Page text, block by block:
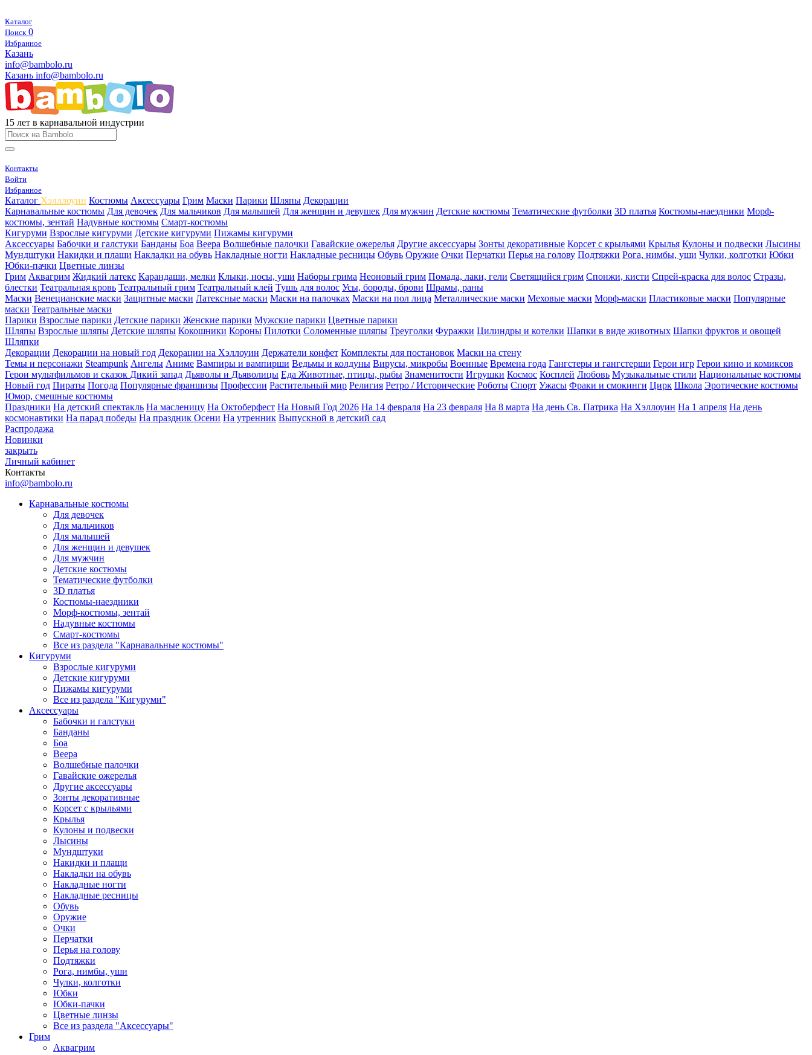
Каталог
Поиск 0
Избранное
Казань
info@bambolo.ru
Казань info@bambolo.ru
15 лет в карнавальной индустрии
Контакты
Войти
Избранное
Каталог Хэлллоуин Костюмы Аксессуары Грим Маски Парики Шляпы Декорации
Карнавальные костюмы Для девочек Для мальчиков Для малышей Для женщин и девушек Для мужчин Детские костюмы Тематические футболки 3D платья Костюмы-наездники Морф-
костюмы, зентай Надувные костюмы Смарт-костюмы
Кигуруми Взрослые кигуруми Детские кигуруми Пижамы кигуруми
Аксессуары Бабочки и галстуки Банданы Боа Веера Волшебные палочки Гавайские ожерелья Другие аксессуары Зонты декоративные Корсет с крыльями Крылья Кулоны и подвески Лысины
Мундштуки Накидки и плащи Накладки на обувь Накладные ногти Накладные ресницы Обувь Оружие Очки Перчатки Перья на голову Подтяжки Рога, нимбы, уши Чулки, колготки Юбки
Юбки-пачки Цветные линзы
Грим Аквагрим Жидкий латекс Карандаши, мелки Клыки, носы, уши Наборы грима Неоновый грим Помада, лаки, гели Светящийся грим Спонжи, кисти Спрей-краска для волос Стразы,
блестки Театральная кровь Театральный грим Театральный клей Тушь для волос Усы, бороды, брови Шрамы, раны
Маски Венецианские маски Защитные маски Латексные маски Маски на палочках Маски на пол лица Металлические маски Меховые маски Морф-маски Пластиковые маски Популярные
маски Театральные маски
Парики Взрослые парики Детские парики Женские парики Мужские парики Цветные парики
Шляпы Взрослые шляпы Детские шляпы Кокошники Короны Пилотки Соломенные шляпы Треуголки Фуражки Цилиндры и котелки Шапки в виде животных Шапки фруктов и овощей
Шляпки
Декорации Декорации на новый год Декорации на Хэллоуин Держатели конфет Комплекты для постановок Маски на стену
Темы и персонажи Steampunk Ангелы Аниме Вампиры и вампирши Ведьмы и колдуны Вирусы, микробы Военные Времена года Гангстеры и гангстерши Герои игр Герои кино и комиксов
Герои мультфильмов и сказок Дикий запад Дьяволы и Дьяволицы Еда Животные, птицы, рыбы Знаменитости Игрушки Космос Косплей Любовь Музыкальные стили Национальные костюмы
Новый год Пираты Погода Популярные франшизы Профессии Растительный мир Религия Ретро / Исторические Роботы Спорт Ужасы Фраки и смокинги Цирк Школа Эротические костюмы
Юмор, смешные костюмы
Праздники На детский спектакль На масленицу На Октоберфест На Новый Год 2026 На 14 февраля На 23 февраля На 8 марта На день Св. Патрика На Хэллоуин На 1 апреля На день
космонавтики На парад победы На праздник Осени На утренник Выпускной в детский сад
Распродажа
Новинки
закрыть
Личный кабинет
Контакты
info@bambolo.ru
Карнавальные костюмы
Для девочек
Для мальчиков
Для малышей
Для женщин и девушек
Для мужчин
Детские костюмы
Тематические футболки
3D платья
Костюмы-наездники
Морф-костюмы, зентай
Надувные костюмы
Смарт-костюмы
Все из раздела "Карнавальные костюмы"
Кигуруми
Взрослые кигуруми
Детские кигуруми
Пижамы кигуруми
Все из раздела "Кигуруми"
Аксессуары
Бабочки и галстуки
Банданы
Боа
Веера
Волшебные палочки
Гавайские ожерелья
Другие аксессуары
Зонты декоративные
Корсет с крыльями
Крылья
Кулоны и подвески
Лысины
Мундштуки
Накидки и плащи
Накладки на обувь
Накладные ногти
Накладные ресницы
Обувь
Оружие
Очки
Перчатки
Перья на голову
Подтяжки
Рога, нимбы, уши
Чулки, колготки
Юбки
Юбки-пачки
Цветные линзы
Все из раздела "Аксессуары"
Грим
Аквагрим